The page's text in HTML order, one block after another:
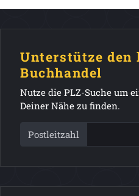
Unterstütze den
Buchhandel
Nutze die PLZ-Suche um
Deiner Nähe zu finden.
Postleitzahl